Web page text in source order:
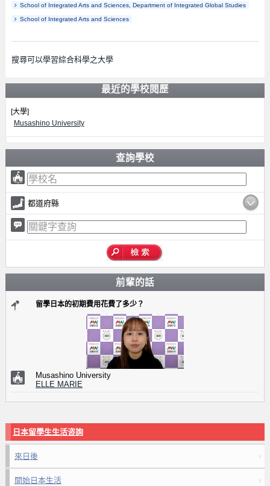
School of Integrated Arts and Sciences, Department of Integrated Global Studies
School of Integrated Arts and Sciences
搜尋可以學習綜合科學之大學
最近的學校閱歷
[大學]
Musashino University
查詢學校
都道府縣
前輩的話
留學日本的初期費用花費了多少？
Musashino University
ELLE MARIE
日本留學生生活咨詢
來日後
開始日本生活